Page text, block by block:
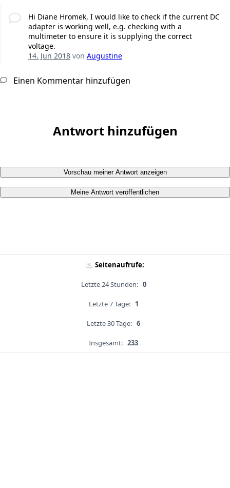
Hi Diane Hromek, I would like to check if the current DC
adapter is working well, e.g. checking with a
multimeter to ensure it is supplying the correct
voltage.
14. Jun 2018von Augustine
Einen Kommentar hinzufügen
Antwort hinzufügen
Vorschau meiner Antwort anzeigen
Meine Antwort veröffentlichen
Seitenaufrufe:
Letzte 24 Stunden: 0
Letzte 7 Tage: 1
Letzte 30 Tage: 6
Insgesamt: 233